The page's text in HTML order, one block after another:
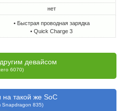
нет
• Быстрая проводная зарядка
• Quick Charge 3
девайсом
6070)
такой же SoC
Snapdragon 835)